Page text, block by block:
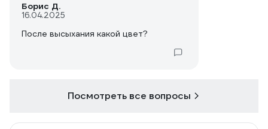
Борис Д.
16.04.2025
После высыхания какой цвет?
Посмотреть все вопросы